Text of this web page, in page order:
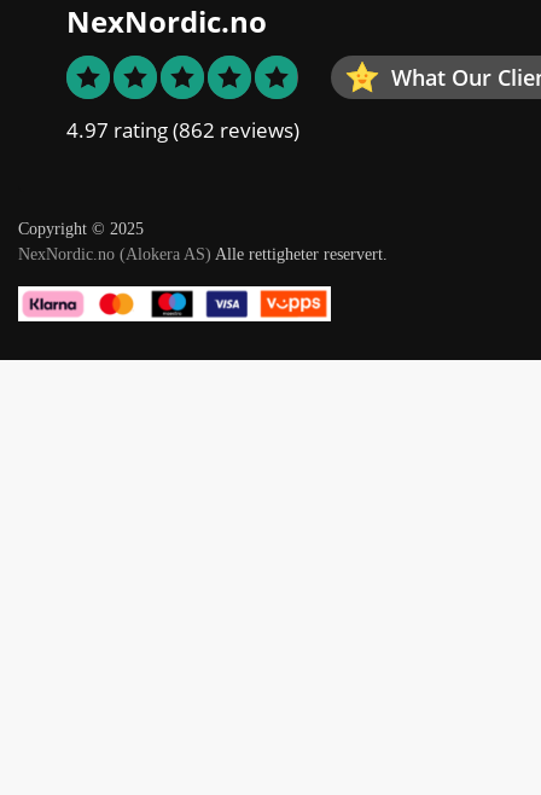
NexNordic.no
What Our
4.97 rating(862 reviews)
Copyright © 2025
NexNordic.no (Alokera AS) Alle rettigheter reservert.